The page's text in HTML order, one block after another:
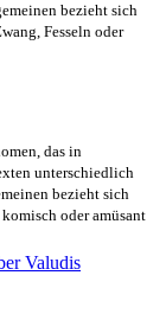
bezieht sich
Fesseln oder
das in
unterschiedlich
bezieht sich
oder amüsant
Valudis